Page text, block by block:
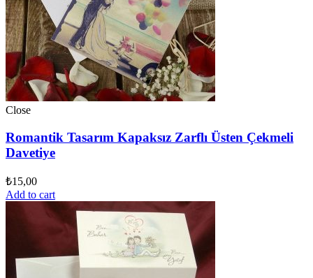
Close
Romantik Tasarım Kapaksız Zarflı Üsten Çekmeli
Davetiye
₺15,00
Add to cart